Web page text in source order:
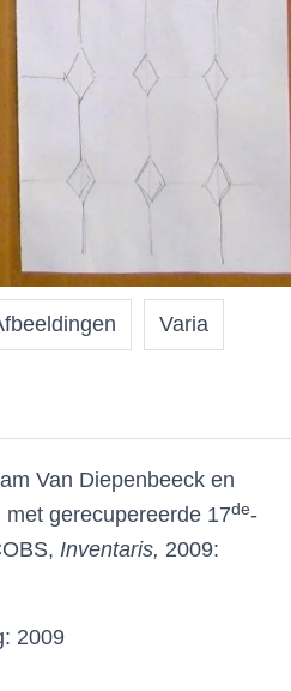
Varia
Van Diepenbeeck en
gerecupereerde 17de-
Inventaris, 2009:
2009